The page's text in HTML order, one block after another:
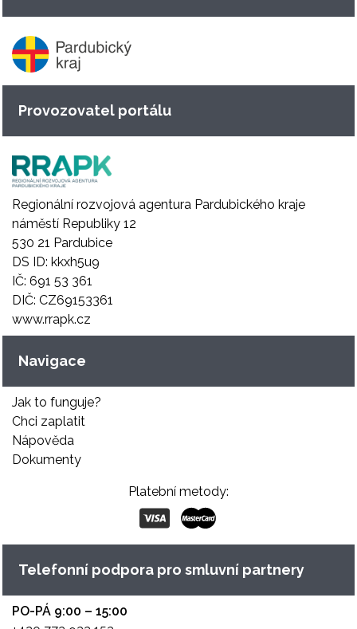
Provozovatel portálu
Regionální rozvojová agentura Pardubického kraje
náměstí Republiky 12
530 21 Pardubice
DS ID: kkxh5u9
IČ: 691 53 361
DIČ: CZ69153361
www.rrapk.cz
Navigace
Jak to funguje?
Chci zaplatit
Nápověda
Dokumenty
Platební metody:
Telefonní podpora pro smluvní partnery
PO-PÁ 9:00 – 15:00